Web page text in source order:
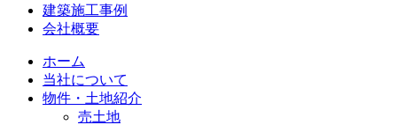
建築施工事例
会社概要
ホーム
当社について
物件・土地紹介
売土地